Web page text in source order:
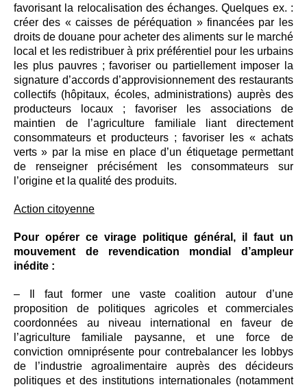
favorisant la relocalisation des échanges. Quelques ex. :
créer des « caisses de péréquation » financées par les
droits de douane pour acheter des aliments sur le marché
local et les redistribuer à prix préférentiel pour les urbains
les plus pauvres ; favoriser ou partiellement imposer la
signature d’accords d’approvisionnement des restaurants
collectifs (hôpitaux, écoles, administrations) auprès des
producteurs locaux ; favoriser les associations de
maintien de l’agriculture familiale liant directement
consommateurs et producteurs ; favoriser les « achats
verts » par la mise en place d’un étiquetage permettant
de renseigner précisément les consommateurs sur
l’origine et la qualité des produits.
Action citoyenne
Pour opérer ce virage politique général, il faut un
mouvement de revendication mondial d’ampleur
inédite :
– Il faut former une vaste coalition autour d’une
proposition de politiques agricoles et commerciales
coordonnées au niveau international en faveur de
l’agriculture familiale paysanne, et une force de
conviction omniprésente pour contrebalancer les lobbys
de l’industrie agroalimentaire auprès des décideurs
politiques et des institutions internationales (notamment